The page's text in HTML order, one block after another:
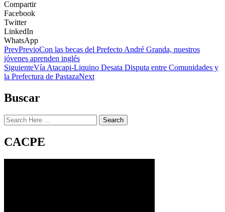
Compartir
Facebook
Twitter
LinkedIn
WhatsApp
PrevPrevioCon las becas del Prefecto André Granda, nuestros
jóvenes aprenden inglés
SiguienteVía Atacapi-Liquino Desata Disputa entre Comunidades y
la Prefectura de PastazaNext
Buscar
Search
CACPE